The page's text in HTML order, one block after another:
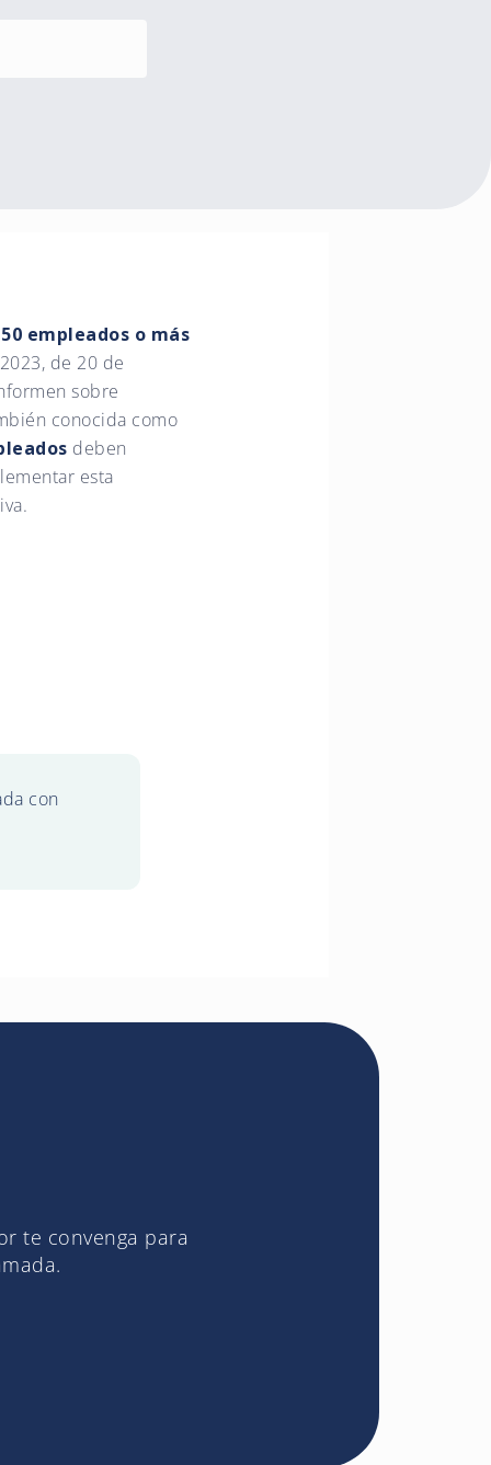
empleados o más
de 20 de
sobre
conocida como
deben
esta
con
te convenga para